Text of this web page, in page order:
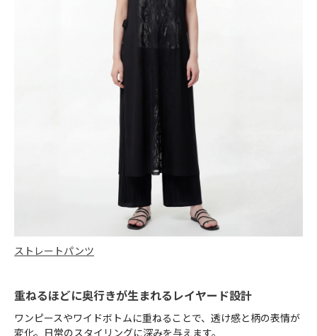
ストレートパンツ
重ねるほどに奥行きが生まれるレイヤード設計
ワンピースやワイドボトムに重ねることで、透け感と柄の表情が
変化。日常のスタイリングに深みを与えます。